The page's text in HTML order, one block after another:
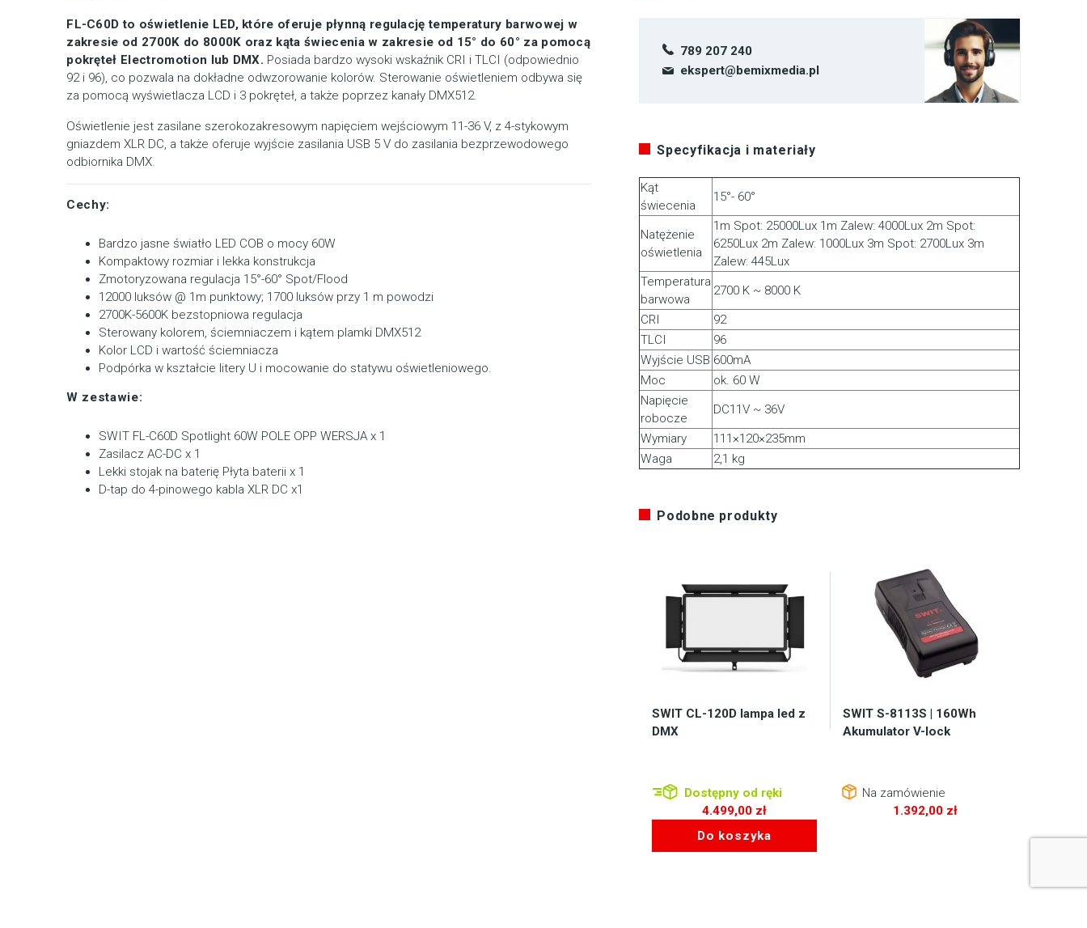
FL-C60D to oświetlenie LED, które oferuje płynną regulację temperatury barwowej w
zakresie od 2700K do 8000K oraz kąta świecenia w zakresie od 15° do 60° za pomocą
pokręteł Electromotion lub DMX. Posiada bardzo wysoki wskaźnik CRI i TLCI (odpowiednio
92 i 96), co pozwala na dokładne odwzorowanie kolorów. Sterowanie oświetleniem odbywa się
za pomocą wyświetlacza LCD i 3 pokręteł, a także poprzez kanały DMX512.
Oświetlenie jest zasilane szerokozakresowym napięciem wejściowym 11-36 V, z 4-stykowym
gniazdem XLR DC, a także oferuje wyjście zasilania USB 5 V do zasilania bezprzewodowego
odbiornika DMX.
Cechy:
Bardzo jasne światło LED COB o mocy 60W
Kompaktowy rozmiar i lekka konstrukcja
Zmotoryzowana regulacja 15°-60° Spot/Flood
12000 luksów @ 1m punktowy; 1700 luksów przy 1 m powodzi
2700K-5600K bezstopniowa regulacja
Sterowany kolorem, ściemniaczem i kątem plamki DMX512
Kolor LCD i wartość ściemniacza
Podpórka w kształcie litery U i mocowanie do statywu oświetleniowego.
W zestawie:
SWIT FL-C60D Spotlight 60W POLE OPP WERSJA x 1
Zasilacz AC-DC x 1
Lekki stojak na baterię Płyta baterii x 1
D-tap do 4-pinowego kabla XLR DC x1
789 207 240
ekspert@bemixmedia.pl
Specyfikacja i materiały
Kąt
świecenia
15°- 60°
Natężenie
oświetlenia
1m Spot: 25000Lux 1m Zalew: 4000Lux 2m Spot:
6250Lux 2m Zalew: 1000Lux 3m Spot: 2700Lux 3m
Zalew: 445Lux
Temperatura
barwowa
2700 K ~ 8000 K
CRI
92
TLCI
96
Wyjście USB 600mA
Moc
ok. 60 W
Napięcie
robocze
DC11V ~ 36V
Wymiary
111×120×235mm
Waga
2,1 kg
Podobne produkty
SWIT CL-120D lampa led z
DMX
Dostępny od ręki
4.499,00 zł
Do koszyka
SWIT S-8113S | 160Wh
Akumulator V-lock
Na zamówienie
1.392,00 zł